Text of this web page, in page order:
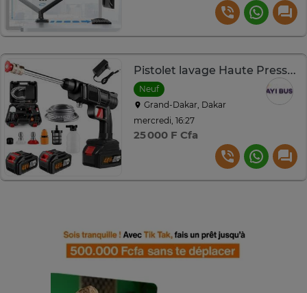
Pistolet lavage Haute Pression sans Fil avec 2 batteries 48V
Neuf
Grand-Dakar, Dakar
mercredi, 16:27
25 000 F Cfa